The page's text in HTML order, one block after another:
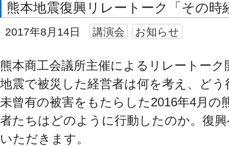
熊本地震復興リレートーク「その時
2017年8月14日 講演会 お知らせ
熊本商工会議所主催によるリレートー
地震で被災した経営者は何を考え、ど
未曾有の被害をもたらした2016年4月の
者たちはどのように行動したのか。復
いただきます。